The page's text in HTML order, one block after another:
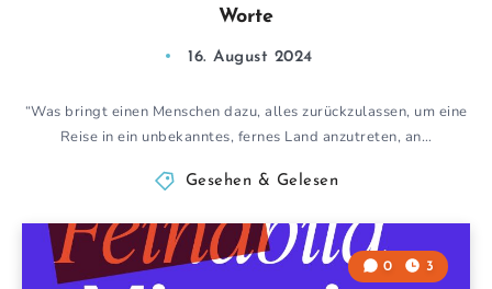
Worte
16. August 2024
“Was bringt einen Menschen dazu, alles zurückzulassen, um eine
Reise in ein unbekanntes, fernes Land anzutreten, an…
Gesehen & Gelesen
0 3